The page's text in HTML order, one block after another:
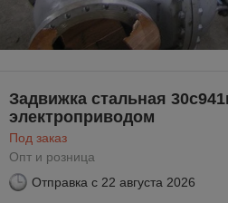
Задвижка стальная
электроприводом
Под заказ
Опт и розница
Отправка с 22 августа 2026